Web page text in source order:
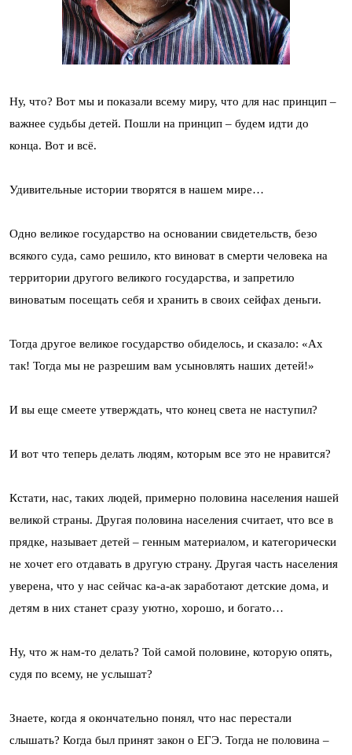
Ну, что? Вот мы и показали всему миру, что для нас принцип –
важнее судьбы детей. Пошли на принцип – будем идти до
конца. Вот и всё.
Удивительные истории творятся в нашем мире…
Одно великое государство на основании свидетельств, безо
всякого суда, само решило, кто виноват в смерти человека на
территории другого великого государства, и запретило
виноватым посещать себя и хранить в своих сейфах деньги.
Тогда другое великое государство обиделось, и сказало: «Ах
так! Тогда мы не разрешим вам усыновлять наших детей!»
И вы еще смеете утверждать, что конец света не наступил?
И вот что теперь делать людям, которым все это не нравится?
Кстати, нас, таких людей, примерно половина населения нашей
великой страны. Другая половина населения считает, что все в
прядке, называет детей – генным материалом, и категорически
не хочет его отдавать в другую страну. Другая часть населения
уверена, что у нас сейчас ка-а-ак заработают детские дома, и
детям в них станет сразу уютно, хорошо, и богато…
Ну, что ж нам-то делать? Той самой половине, которую опять,
судя по всему, не услышат?
Знаете, когда я окончательно понял, что нас перестали
слышать? Когда был принят закон о ЕГЭ. Тогда не половина –